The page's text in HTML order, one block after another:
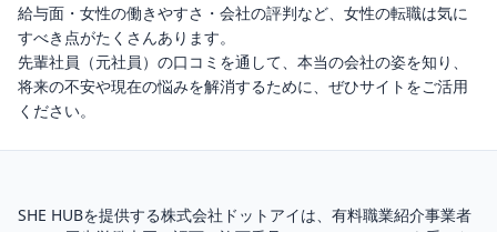
給与面・女性の働きやすさ・会社の評判など、女性の転職は気に
すべき点がたくさんあります。
先輩社員（元社員）の口コミを通して、本当の会社の姿を知り、
将来の不安や現在の悩みを解消するために、ぜひサイトをご活用
ください。
SHE HUBを提供する株式会社ドットアイは、 有料職業紹介事業者